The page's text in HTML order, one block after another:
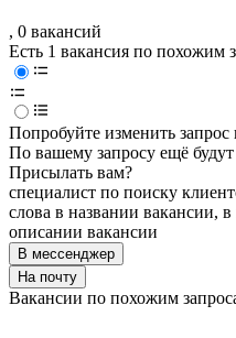
, 0 вакансий
Есть 1 вакансия по похожим
Попробуйте изменить
По вашему запросу ещё
Присылать вам?
специалист по поиску
слова в названии вакансии,
описании вакансии
В мессенджер
На почту
Вакансии по похожим